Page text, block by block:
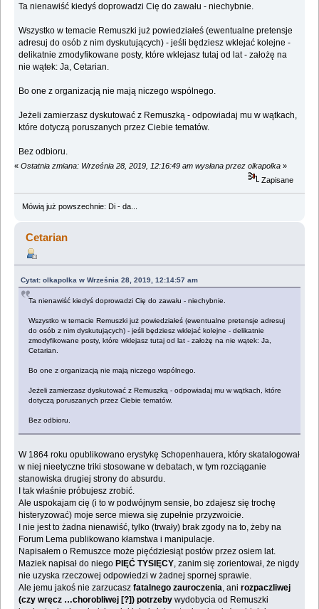
Ta nienawiść kiedyś doprowadzi Cię do zawału - niechybnie.
Wszystko w temacie Remuszki już powiedziałeś (ewentualne pretensje
adresuj do osób z nim dyskutujących) - jeśli będziesz wklejać kolejne -
delikatnie zmodyfikowane posty, które wklejasz tutaj od lat - założę na
nie wątek: Ja, Cetarian.
Bo one z organizacją nie mają niczego wspólnego.
Jeżeli zamierzasz dyskutować z Remuszką - odpowiadaj mu w wątkach,
które dotyczą poruszanych przez Ciebie tematów.
Bez odbioru.
« Ostatnia zmiana: Września 28, 2019, 12:16:49 am wysłana przez olkapolka »
Zapisane
Mówią już powszechnie: Di - da...
Cetarian
Cytat: olkapolka w Września 28, 2019, 12:14:57 am
Ta nienawiść kiedyś doprowadzi Cię do zawału - niechybnie.
Wszystko w temacie Remuszki już powiedziałeś (ewentualne pretensje adresuj
do osób z nim dyskutujących) - jeśli będziesz wklejać kolejne - delikatnie
zmodyfikowane posty, które wklejasz tutaj od lat - założę na nie wątek: Ja,
Cetarian.
Bo one z organizacją nie mają niczego wspólnego.
Jeżeli zamierzasz dyskutować z Remuszką - odpowiadaj mu w wątkach, które
dotyczą poruszanych przez Ciebie tematów.
Bez odbioru.
W 1864 roku opublikowano erystykę Schopenhauera, który skatalogował
w niej nieetyczne triki stosowane w debatach, w tym rozciąganie
stanowiska drugiej strony do absurdu.
I tak właśnie próbujesz zrobić.
Ale uspokajam cię (i to w podwójnym sensie, bo zdajesz się trochę
histeryzować) moje serce miewa się zupełnie przyzwoicie.
I nie jest to żadna nienawiść, tylko (trwały) brak zgody na to, żeby na
Forum Lema publikowano kłamstwa i manipulacje.
Napisałem o Remuszce może pięćdziesiąt postów przez osiem lat.
Maziek napisał do niego PIĘĆ TYSIĘCY, zanim się zorientował, że nigdy
nie uzyska rzeczowej odpowiedzi w żadnej spornej sprawie.
Ale jemu jakoś nie zarzucaszfatalnego zauroczenia, anirozpaczliwej
(czy wręcz …chorobliwej [?]) potrzeby wydobycia od Remuszki